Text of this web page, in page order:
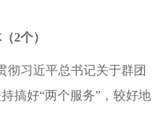
2个）
习近平总书记关于群团
搞好“两个服务”，较好地